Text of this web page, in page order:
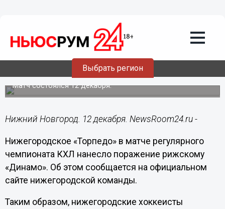
Выбрать регион
12.12.202121:14
Нижегородское «Торпедо» на выезде
обыграло рижское «Динамо»
Матч состоялся 12 декабря.
Нижний Новгород. 12 декабря. NewsRoom24.ru -
Нижегородское «Торпедо» в матче регулярного
чемпионата КХЛ нанесло поражение рижскому
«Динамо». Об этом сообщается на официальном
сайте нижегородской команды.
Таким образом, нижегородские хоккеисты